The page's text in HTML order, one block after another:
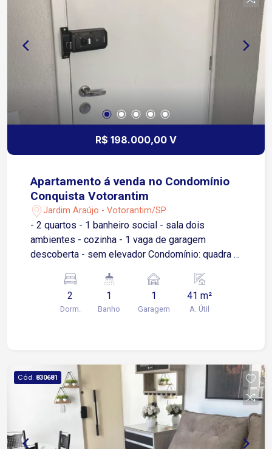
R$ 198.000,00 V
Apartamento á venda no Condomínio
Conquista Votorantim
Jardim Araújo - Votorantim/SP
- 2 quartos - 1 banheiro social - sala dois
ambientes - cozinha - 1 vaga de garagem
descoberta - sem elevador Condomínio: quadra 3
2
Dorm.
1
Banho
1
Garagem
41 m²
A. Útil
Cód. 830681